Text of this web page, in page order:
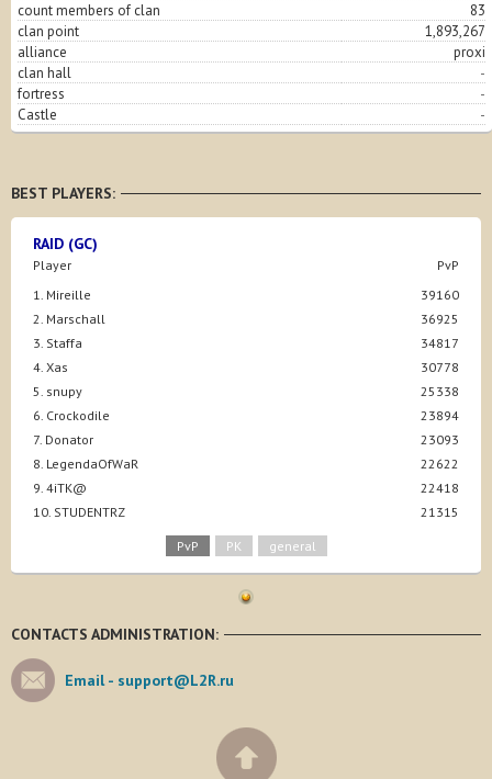
count members of clan
83
clan point
1,893,267
alliance
proxi
clan hall
-
fortress
-
Castle
-
BEST PLAYERS:
RAID (GC)
Player
PvP
1. Mireille
39160
2. Marschall
36925
3. Staffa
34817
4. Xas
30778
5. snupy
25338
6. Crockodile
23894
7. Donator
23093
8. LegendaOfWaR
22622
9. 4iTK@
22418
10. STUDENTRZ
21315
PvP PK general
CONTACTS ADMINISTRATION:
Email - support@L2R.ru